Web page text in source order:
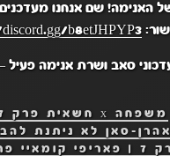
האנימה! שם אנחנו
b8etJHPYP3
סאב ושרת אנימה פעיל
אהרן-סאן לא ניתנת